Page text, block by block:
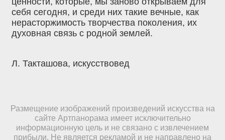
себя сегодня, и среди них такие вечные, как
нерасторжимость творчества поколения, их
духовная связь с родной землей.
Л. Такташова, искусствовед
Размещение изображений произведений искусства на
сайте Артпанорама имеет исключительно
информационную цель и не связано с извлечением
прибыли. Не является рекламой и не направлено на